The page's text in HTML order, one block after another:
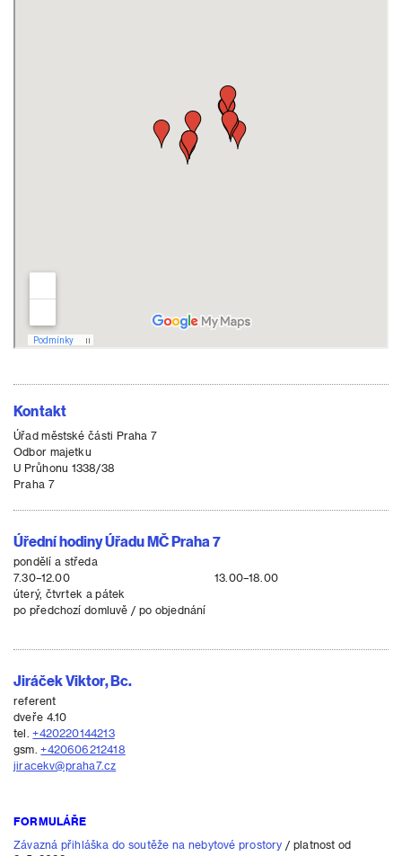
Kontakt
Úřad městské části Praha 7
Odbor majetku
U Průhonu 1338/38
Praha 7
Úřední hodiny Úřadu MČ Praha 7
pondělí a středa
7.30–12.00
13.00–18.00
úterý, čtvrtek a pátek
po předchozí domluvě / po objednání
Jiráček Viktor, Bc.
referent
dveře 4.10
tel.+420220144213
gsm.+420606212418
jiracekv@praha7.cz
FORMULÁŘE
Závazná přihláška do soutěže na nebytové prostory / platnost od